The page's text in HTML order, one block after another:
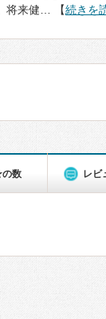
将来健… 【続きを
数 レビ